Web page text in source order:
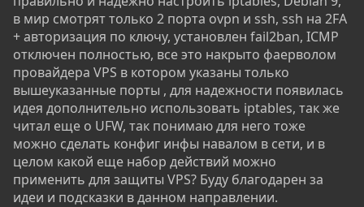
в мир смотрят только 2 порта ovpn и ssh, ssh на 2FA
+ авторизация по ключу, установлен fail2ban, ICMP
отключен полностью, все это накрыто фаерволом
провайдера VPS в котором указаны только
вышеуказанные порты , для надежности появилась
идея дополнительно использовать iptables, так же
читал еще о UFW, так понимаю для него тоже
можно сделать конфиг инфы навалом в сети, и в
целом какой еще набор действий можно
применить для защиты VPS? Буду благодарен за
идеи и подсказки в данном направлении.